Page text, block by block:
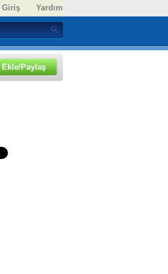
Giriş Yardım
Ekle/Paylaş